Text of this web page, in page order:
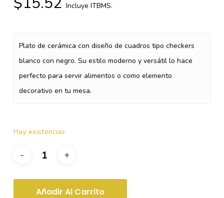
Incluye ITBMS.
Plato de cerámica con diseño de cuadros tipo checkers
blanco con negro. Su estilo moderno y versátil lo hace
perfecto para servir alimentos o como elemento
decorativo en tu mesa.
Hay existencias
Añadir Al Carrito